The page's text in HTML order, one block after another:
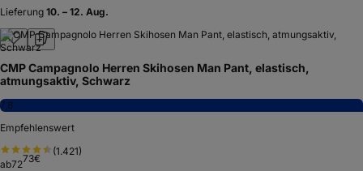
Lieferung 10. – 12. Aug.
CMP Campagnolo Herren Skihosen Man Pant, elastisch,
atmungsaktiv, Schwarz
7,8
Empfehlenswert
(1.421)
ab7273€